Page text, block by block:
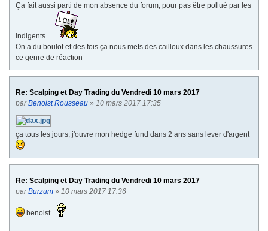
Ça fait aussi parti de mon absence du forum, pour pas être pollué par les
indigents
On a du boulot et des fois ça nous mets des cailloux dans les chaussures
ce genre de réaction
Re: Scalping et Day Trading du Vendredi 10 mars 2017
parBenoist Rousseau » 10 mars 2017 17:35
ça tous les jours, j'ouvre mon hedge fund dans 2 ans sans lever d'argent
Re: Scalping et Day Trading du Vendredi 10 mars 2017
parBurzum » 10 mars 2017 17:36
benoist